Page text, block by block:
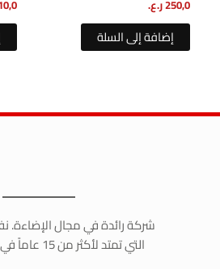
250,0ر.ع.
إضافة إلى السلة
شركة رائدة في مجال الإضاءة.
التي تمتد لأكثر من 15 عاماً في سلطنة عمان.